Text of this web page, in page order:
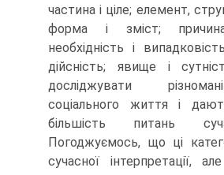
частина і ціле; елемент,
форма і зміст;
необхідність і
дійсність; явище і
досліджувати
соціального життя і
більшість питань
Погоджуємось, що ці
сучасної інтерпретації,